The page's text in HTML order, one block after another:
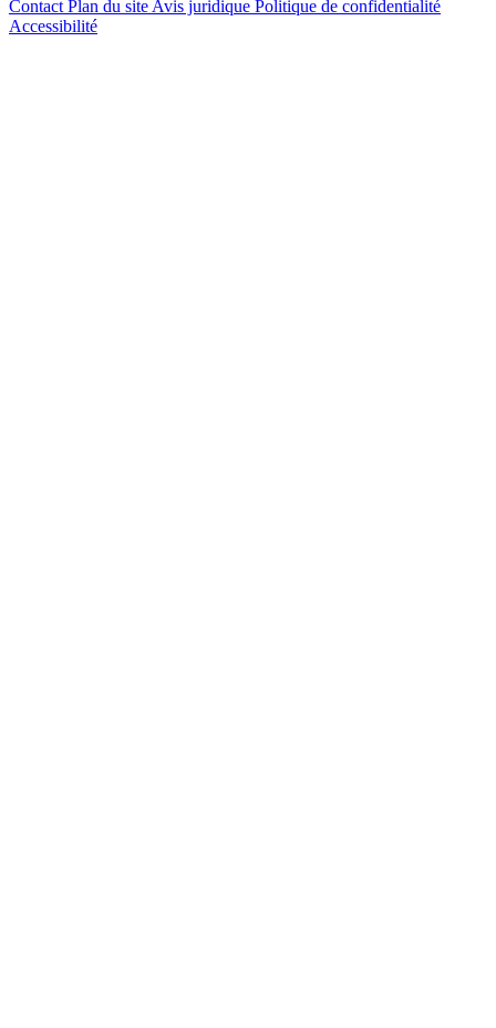
Contact Plan du site Avis juridique Politique de confidentialité
Accessibilité